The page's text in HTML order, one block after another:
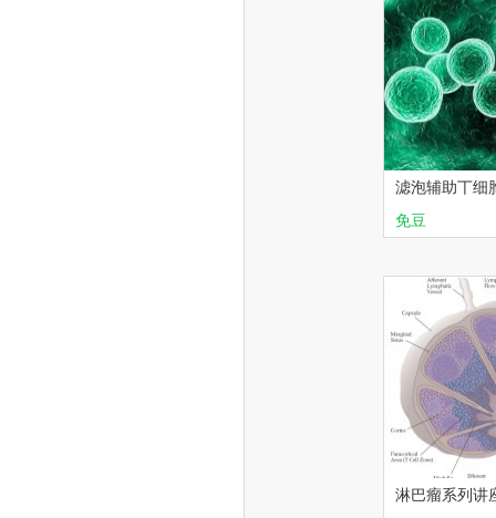
滤泡辅助丅细
诊断与鉴别
免豆
淋巴瘤系列讲